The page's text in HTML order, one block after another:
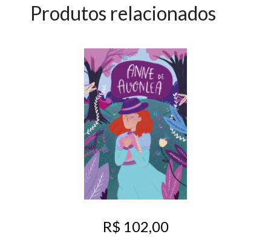
Produtos relacionados
R$ 102,00